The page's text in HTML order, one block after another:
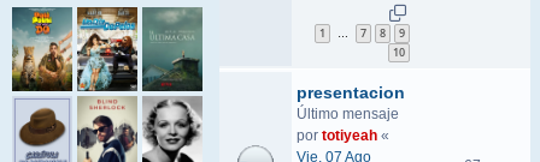
1 7 8
9
10
presentacion
Último mensaje
por totiyeah «
Vie, 07 Ago